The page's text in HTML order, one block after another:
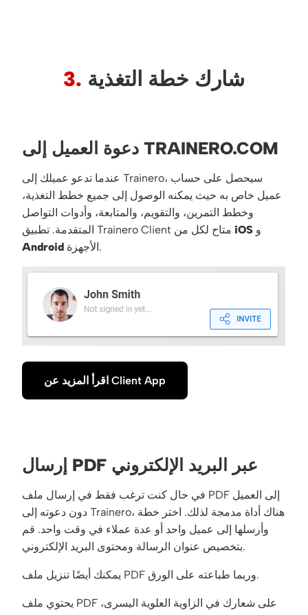
3. شارك خطة التغذية
دعوة العميل إلى TRAINERO.COM
عندما تدعو عميلك إلى Trainero، سيحصل على حساب
عميل خاص به حيث يمكنه الوصول إلى جميع خطط التغذية،
وخطط التمرين، والتقويم، والمتابعة، وأدوات التواصل
iOS و
Android
الأجهزة.
اقرأ المزيد عن Client App
إرسال PDF عبر البريد الإلكتروني
في حال كنت ترغب فقط في إرسال ملف PDF إلى العميل
دون دعوته إلى Trainero، هناك أداة مدمجة لذلك. اختر خطة
وأرسلها إلى عميل واحد أو عدة عملاء في وقت واحد. قم
بتخصيص عنوان الرسالة ومحتوى البريد الإلكتروني.
يمكنك أيضًا تنزيل ملف PDF وربما طباعته على الورق.
يحتوي ملف PDF على شعارك في الزاوية العلوية اليسرى،